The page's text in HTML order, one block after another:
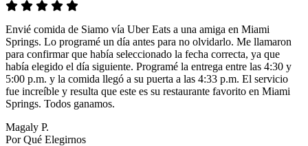
Envié comida de Siamo vía Uber Eats a una amiga en Miami
Springs. Lo programé un día antes para no olvidarlo. Me llamaron
para confirmar que había seleccionado la fecha correcta, ya que
había elegido el día siguiente. Programé la entrega entre las 4:30 y
5:00 p.m. y la comida llegó a su puerta a las 4:33 p.m. El servicio
fue increíble y resulta que este es su restaurante favorito en Miami
Springs. Todos ganamos.
Magaly P.
Por Qué Elegirnos